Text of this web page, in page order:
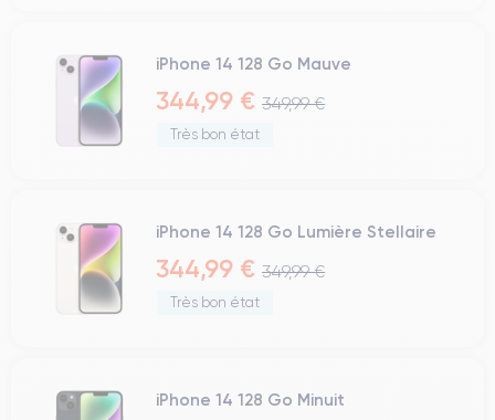
iPhone 14 128 Go Mauve
344,99 € 349,99 €
Très bon état
iPhone 14 128 Go Lumière Stellaire
344,99 € 349,99 €
Très bon état
iPhone 14 128 Go Minuit